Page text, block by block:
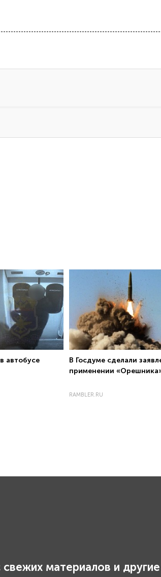
автобусе
В Госдуме сделали
применении
RAMBLER.RU
материалов и